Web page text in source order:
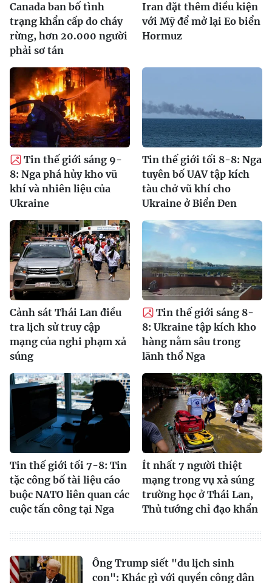
Canada ban bố tình
trạng khẩn cấp do cháy
rừng, hơn 20.000 người
phải sơ tán
Iran đặt thêm điều kiện
với Mỹ để mở lại Eo biển
Hormuz
Tin thế giới sáng 9-
8: Nga phá hủy kho vũ
khí và nhiên liệu của
Ukraine
Tin thế giới tối 8-8: Nga
tuyên bố UAV tập kích
tàu chở vũ khí cho
Ukraine ở Biển Đen
Cảnh sát Thái Lan điều
tra lịch sử truy cập
mạng của nghi phạm xả
súng
Tin thế giới sáng 8-
8: Ukraine tập kích kho
hàng nằm sâu trong
lãnh thổ Nga
Tin thế giới tối 7-8: Tin
tặc công bố tài liệu cáo
buộc NATO liên quan các
cuộc tấn công tại Nga
Ít nhất 7 người thiệt
mạng trong vụ xả súng
trường học ở Thái Lan,
Thủ tướng chỉ đạo khẩn
Ông Trump siết "du lịch sinh
con": Khác gì với quyền công dân